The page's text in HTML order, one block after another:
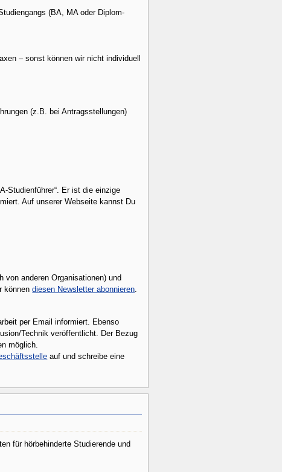
(BA, MA oder Diplom-
– sonst können wir nicht individuell
(z.B. bei Antragsstellungen)
Studienführer“. Er ist die einzige
Auf unserer Webseite kannst Du
von anderen Organisationen) und
könnendiesen Newsletter abonnieren.
per Email informiert. Ebenso
Technik veröffentlicht. Der Bezug
möglich.
auf und schreibe eine
für hörbehinderte Studierende und